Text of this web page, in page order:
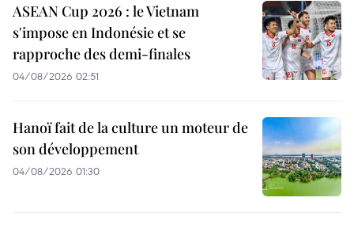
ASEAN Cup 2026 : le Vietnam
s'impose en Indonésie et se
rapproche des demi-finales
04/08/2026 02:51
Hanoï fait de la culture un moteur de
son développement
04/08/2026 01:30